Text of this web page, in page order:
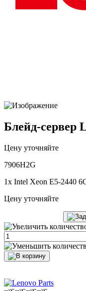
Блейд-сервер
Цену уточняйте
7906H2G
1x Intel Xeon E5-2440
Цену уточняйте